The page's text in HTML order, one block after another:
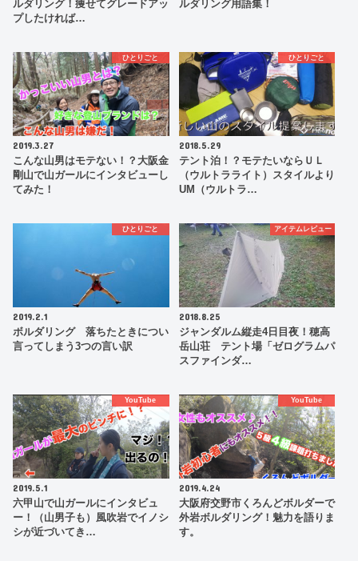
ルダリング！痩せてグレードアッ
プしたければ…
ルダリング用語集！
ひとりごと
2019.3.27
こんな山男はモテない！？大阪金
剛山で山ガールにインタビューし
てみた！
ひとりごと
2018.5.29
テント泊！？モテたいならＵＬ
（ウルトラライト）スタイルより
UM（ウルトラ…
ひとりごと
2019.2.1
ボルダリング 落ちたときについ
言ってしまう3つの言い訳
アイテムレビュー
2018.8.25
ジャンダルム縦走4日目夜！穂高
岳山荘 テント場「ゼログラムパ
スファインダ…
YouTube
2019.5.1
六甲山で山ガールにインタビュ
ー！（山男子も）風吹岩でイノシ
シが近づいてき…
YouTube
2019.4.24
大阪府交野市くろんどボルダーで
外岩ボルダリング！魅力を語りま
す。